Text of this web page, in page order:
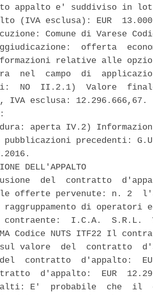
appalto e' suddiviso in
(IVA esclusa): EUR
Comune di Varese
offerta
relative alle
nel  campo  di
NO  II.2.1)  Valore
esclusa: 12.296.666,67.
aperta IV.2)
pubblicazioni precedenti:
DELL'APPALTO
del  contratto
offerte pervenute: n. 2
di operatori
contraente:  I.C.A.  S.R.L.
Codice NUTS ITF22 Il
sul valore  del  contratto
contratto  d'appalto:
d'appalto:  EUR
E'  probabile  che  il